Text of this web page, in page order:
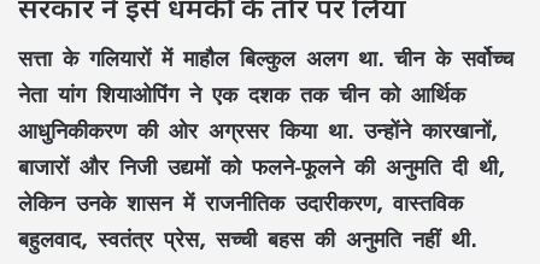
सत्ता के गलियारों में माहौल बिल्कुल अलग था. चीन के सर्वोच्च
नेता यांग शियाओपिंग ने एक दशक तक चीन को आर्थिक
आधुनिकीकरण की ओर अग्रसर किया था. उन्होंने कारखानों,
बाजारों और निजी उद्यमों को फलने-फूलने की अनुमति दी थी,
लेकिन उनके शासन में राजनीतिक उदारीकरण, वास्तविक
बहुलवाद, स्वतंत्र प्रेस, सच्ची बहस की अनुमति नहीं थी.